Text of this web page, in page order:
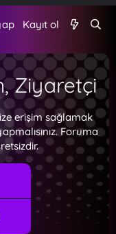
Kayıt ol
Ziyaretçi
erişim sağlamak
Foruma